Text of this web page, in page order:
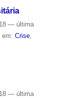
— última
Crise,
— última